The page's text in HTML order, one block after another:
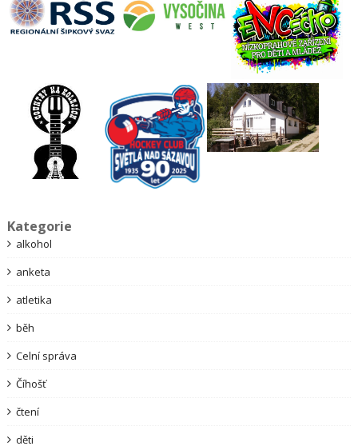
Kategorie
alkohol
anketa
atletika
běh
Celní správa
Číhošť
čtení
děti